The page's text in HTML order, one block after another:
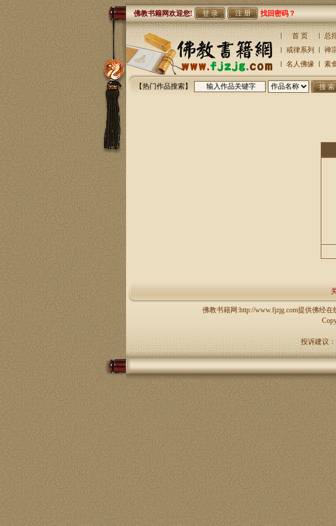
佛教书籍网欢迎您! 注 册 找回密码？
首 页 总
戒律系列
禅
名人佛缘
素
【热门作品搜索】
佛教书籍网:http://www.fjzjg.com提供佛经
投诉建议